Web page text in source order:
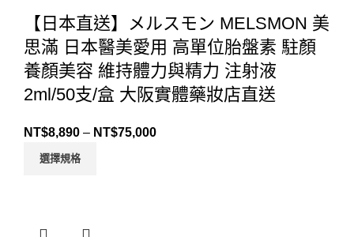
【日本直送】メルスモン MELSMON 美
思滿 日本醫美愛用 高單位胎盤素 駐顏
養顏美容 維持體力與精力 注射液
2ml/50支/盒 大阪實體藥妝店直送
NT$8,890 – NT$75,000
選擇規格